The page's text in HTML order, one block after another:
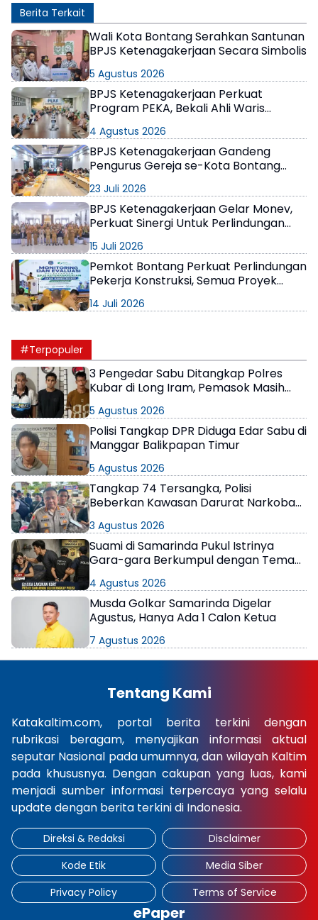
Berita Terkait
Wali Kota Bontang Serahkan Santunan
BPJS Ketenagakerjaan Secara Simbolis
5 Agustus 2026
BPJS Ketenagakerjaan Perkuat
Program PEKA, Bekali Ahli Waris
4 Agustus 2026
BPJS Ketenagakerjaan Gandeng
Pengurus Gereja se-Kota Bontang
Ketenagakerjaan
23 Juli 2026
BPJS Ketenagakerjaan Gelar Monev,
Perkuat Sinergi Untuk Perlindungan
15 Juli 2026
Pemkot Bontang Perkuat Perlindungan
Pekerja Konstruksi, Semua Proyek
Ketenagakerjaan
14 Juli 2026
#Terpopuler
3 Pengedar Sabu Ditangkap Polres
Kubar di Long Iram, Pemasok Masih
5 Agustus 2026
Polisi Tangkap DPR Diduga Edar Sabu di
Manggar Balikpapan Timur
5 Agustus 2026
Tangkap 74 Tersangka, Polisi
Beberkan Kawasan Darurat Narkoba
3 Agustus 2026
Suami di Samarinda Pukul Istrinya
Gara-gara Berkumpul dengan Teman
4 Agustus 2026
Musda Golkar Samarinda Digelar
Agustus, Hanya Ada 1 Calon Ketua
7 Agustus 2026
Tentang Kami
Katakaltim.com, portal berita terkini dengan
rubrikasi beragam, menyajikan informasi aktual
seputar Nasional pada umumnya, dan wilayah Kaltim
pada khususnya. Dengan cakupan yang luas, kami
menjadi sumber informasi terpercaya yang selalu
update dengan berita terkini di Indonesia.
Direksi & Redaksi
Disclaimer
Kode Etik
Media Siber
Privacy Policy
Terms of Service
ePaper